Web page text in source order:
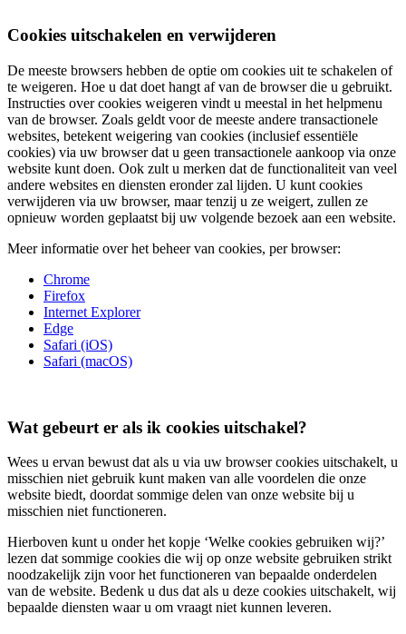
Cookies uitschakelen en verwijderen
De meeste browsers hebben de optie om cookies uit te schakelen of
te weigeren. Hoe u dat doet hangt af van de browser die u gebruikt.
Instructies over cookies weigeren vindt u meestal in het helpmenu
van de browser. Zoals geldt voor de meeste andere transactionele
websites, betekent weigering van cookies (inclusief essentiële
cookies) via uw browser dat u geen transactionele aankoop via onze
website kunt doen. Ook zult u merken dat de functionaliteit van veel
andere websites en diensten eronder zal lijden. U kunt cookies
verwijderen via uw browser, maar tenzij u ze weigert, zullen ze
opnieuw worden geplaatst bij uw volgende bezoek aan een website.
Meer informatie over het beheer van cookies, per browser:
Chrome
Firefox
Internet Explorer
Edge
Safari (iOS)
Safari (macOS)
Wat gebeurt er als ik cookies uitschakel?
Wees u ervan bewust dat als u via uw browser cookies uitschakelt, u
misschien niet gebruik kunt maken van alle voordelen die onze
website biedt, doordat sommige delen van onze website bij u
misschien niet functioneren.
Hierboven kunt u onder het kopje ‘Welke cookies gebruiken wij?’
lezen dat sommige cookies die wij op onze website gebruiken strikt
noodzakelijk zijn voor het functioneren van bepaalde onderdelen
van de website. Bedenk u dus dat als u deze cookies uitschakelt, wij
bepaalde diensten waar u om vraagt niet kunnen leveren.